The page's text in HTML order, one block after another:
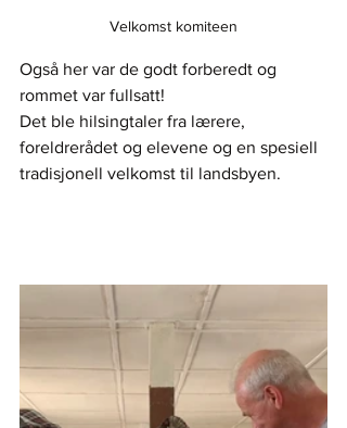
Velkomst komiteen
Også her var de godt forberedt og
rommet var fullsatt!
Det ble hilsingtaler fra lærere,
foreldrerådet og elevene og en spesiell
tradisjonell velkomst til landsbyen.